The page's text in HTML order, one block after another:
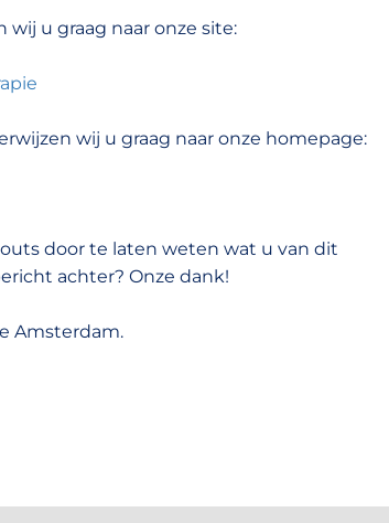
u graag naar onze site:
wij u graag naar onze homepage:
door te laten weten wat u van dit
achter? Onze dank!
Amsterdam.